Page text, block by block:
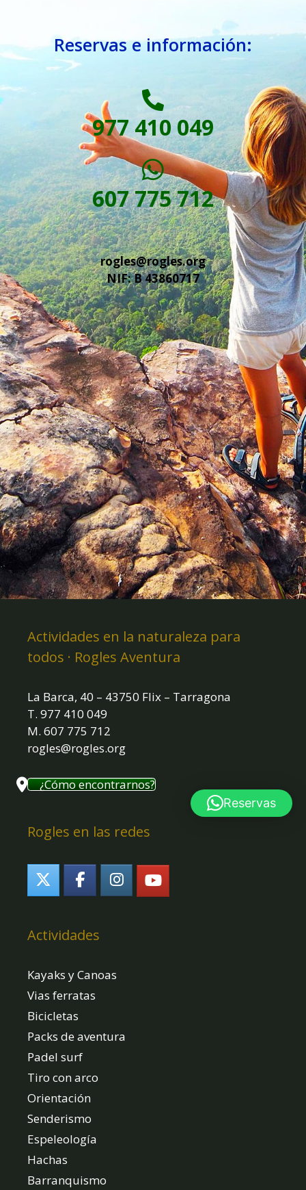
Reservas e información:
977 410 049
607 775 712
rogles@rogles.org
NIF: B 43860717
Actividades en la naturaleza para
todos · Rogles Aventura
La Barca, 40 – 43750 Flix – Tarragona
T. 977 410 049
M. 607 775 712
rogles@rogles.org
¿Cómo encontrarnos?
Rogles en las redes
Actividades
Kayaks y Canoas
Vias ferratas
Bicicletas
Packs de aventura
Padel surf
Tiro con arco
Orientación
Senderismo
Espeleología
Hachas
Barranquismo
Reservas